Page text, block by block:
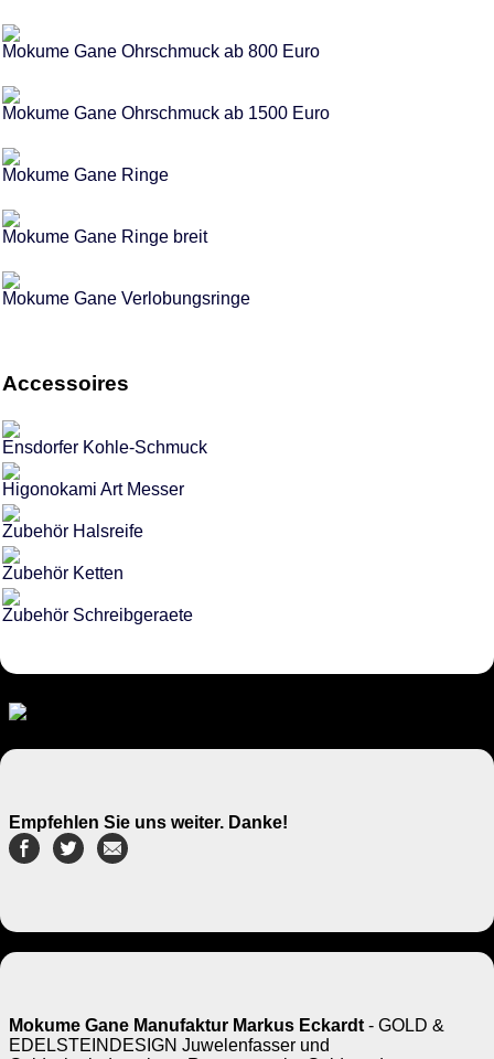
Mokume Gane Ohrschmuck ab 800 Euro
Mokume Gane Ohrschmuck ab 1500 Euro
Mokume Gane Ringe
Mokume Gane Ringe breit
Mokume Gane Verlobungsringe
Accessoires
Ensdorfer Kohle-Schmuck
Higonokami Art Messer
Zubehör Halsreife
Zubehör Ketten
Zubehör Schreibgeraete
Empfehlen Sie uns weiter. Danke!
Mokume Gane Manufaktur Markus Eckardt - GOLD &
EDELSTEINDESIGN Juwelenfasser und